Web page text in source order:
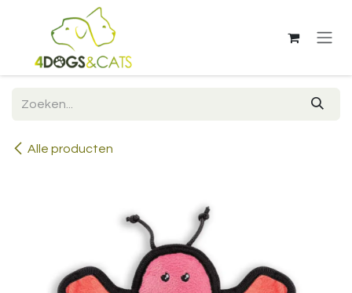
Overslaan naar inhoud
Alle producten